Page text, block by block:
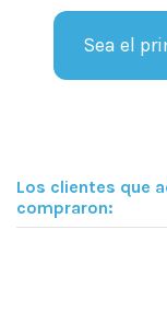
Sea el
Los clientes que
compraron: